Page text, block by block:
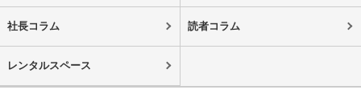
社長コラム 読者コラム
レンタルスペース